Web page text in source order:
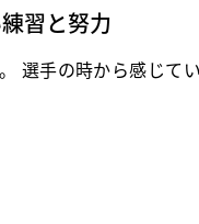
習と努力
選手の時から感じて